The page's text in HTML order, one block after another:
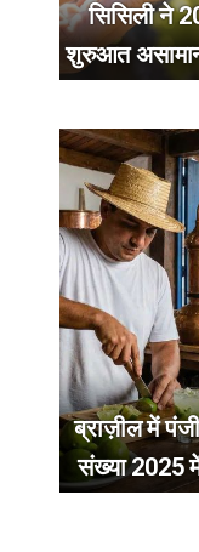
सिसिली ने
शुरुआत
ब्राज़ील में
संख्या 2025